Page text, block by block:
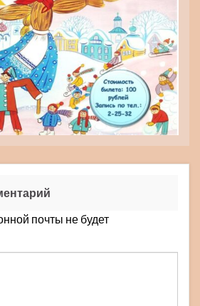
почты не будет